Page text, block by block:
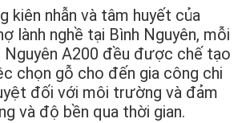
kiên nhẫn và tâm huyết của
lành nghề tại Bình Nguyên, mỗi
Nguyên A200 đều được chế tạo
chọn gỗ cho đến gia công chi
đối với môi trường và đảm
và độ bền qua thời gian.